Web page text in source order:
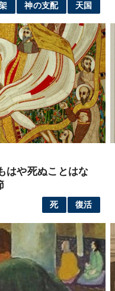
神の支配 天国
や死ぬことはな
死 復活